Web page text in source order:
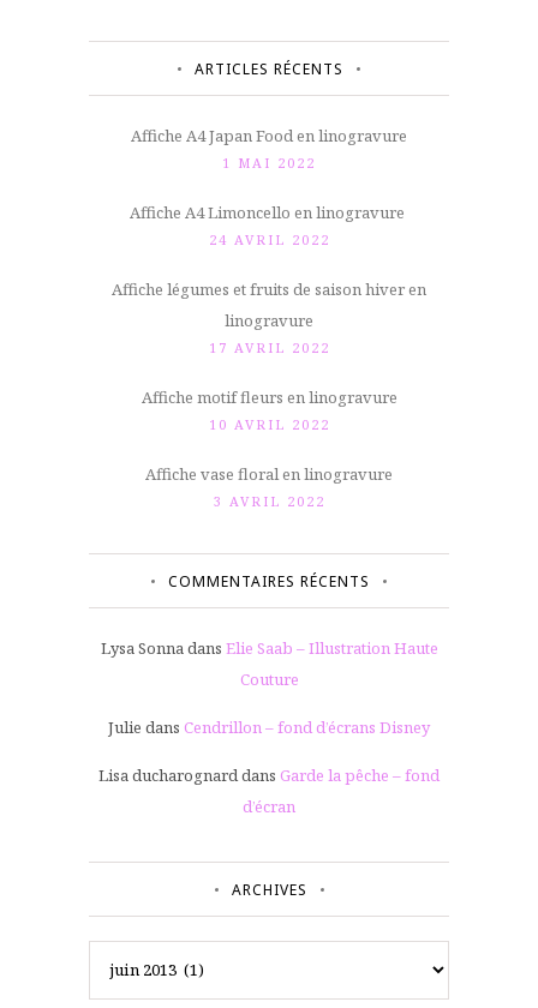
ARTICLES RÉCENTS
Affiche A4 Japan Food en linogravure
1 MAI 2022
Affiche A4 Limoncello en linogravure
24 AVRIL 2022
Affiche légumes et fruits de saison hiver en
linogravure
17 AVRIL 2022
Affiche motif fleurs en linogravure
10 AVRIL 2022
Affiche vase floral en linogravure
3 AVRIL 2022
COMMENTAIRES RÉCENTS
Lysa Sonnadans Elie Saab – Illustration Haute
Couture
Julie dans Cendrillon – fond d’écrans Disney
Lisa ducharognarddans Garde la pêche – fond
d’écran
ARCHIVES